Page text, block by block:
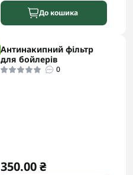
До кошика
Антинакипний фільтр
для бойлерів
0
350.00 ₴